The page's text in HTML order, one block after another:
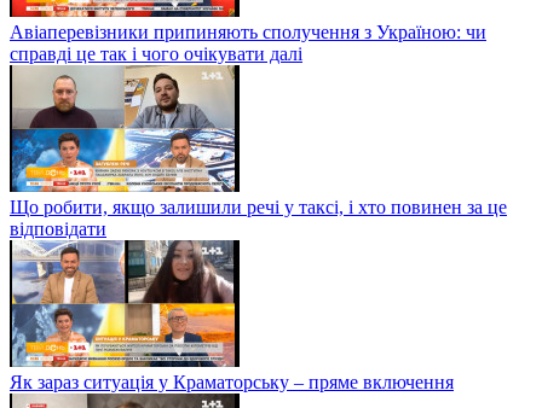
Авіаперевізники припиняють сполучення з Україною: чи
справді це так і чого очікувати далі
Що робити, якщо залишили речі у таксі, і хто повинен за це
відповідати
Як зараз ситуація у Краматорську – пряме включення